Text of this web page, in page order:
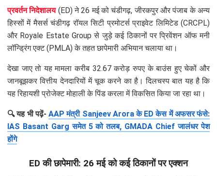
प्रवर्तन निदेशालय(ED) ने 26 मई को चंडीगढ़, जीरकपुर और पंजाब के अन्य
हिस्सों में मैसर्स चंडीगढ़ रॉयल सिटी प्रमोटर्स प्राइवेट लिमिटेड (CRCPL)
और Royale Estate Group से जुड़े कई ठिकानों पर प्रिवेंशन ऑफ मनी
लॉन्ड्रिंग एक्ट (PMLA) के तहत छापेमारी अभियान चलाया था।
देखा जाए तो यह मामला करीब 32.67 करोड़ रुपए के बाउंस हुए चेकों और
जानबूझकर वित्तीय देनदारियों में चूक करने का है। दिलचस्प बात यह है कि
यह रिहायशी प्रोजेक्ट मोहाली के पिंड करला में विकसित किया जा रहा था।
🔍 यह भी पढ़ें-AAP मंत्री Sanjeev Arora के ED केस में अफसर फंसे:
IAS Basant Garg समेत 5 को तलब, GMADA Chief जालंधर पेश
होंगे
ED की छापेमारी: 26 मई को कई ठिकानों पर एक्शन